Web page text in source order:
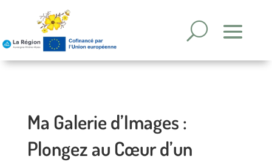
Ma Galerie d’Images :
Plongez au Cœur d’un